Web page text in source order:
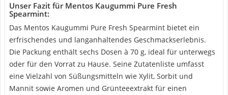
Unser Fazit für Mentos Kaugummi Pure Fresh
Spearmint:
Das Mentos Kaugummi Pure Fresh Spearmint bietet ein
erfrischendes und langanhaltendes Geschmackserlebnis.
Die Packung enthält sechs Dosen à 70 g, ideal für unterwegs
oder für den Vorrat zu Hause. Seine Zutatenliste umfasst
eine Vielzahl von Süßungsmitteln wie Xylit, Sorbit und
Mannit sowie Aromen und Grünteeextrakt für einen